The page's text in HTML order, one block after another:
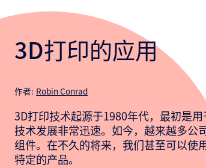
3D打印的应用
作者: Robin Conrad
3D打印技术起源于1980年代，最初是
技术发展非常迅速。如今，越来越多公
组件。在不久的将来，我们甚至可以使
特定的产品。